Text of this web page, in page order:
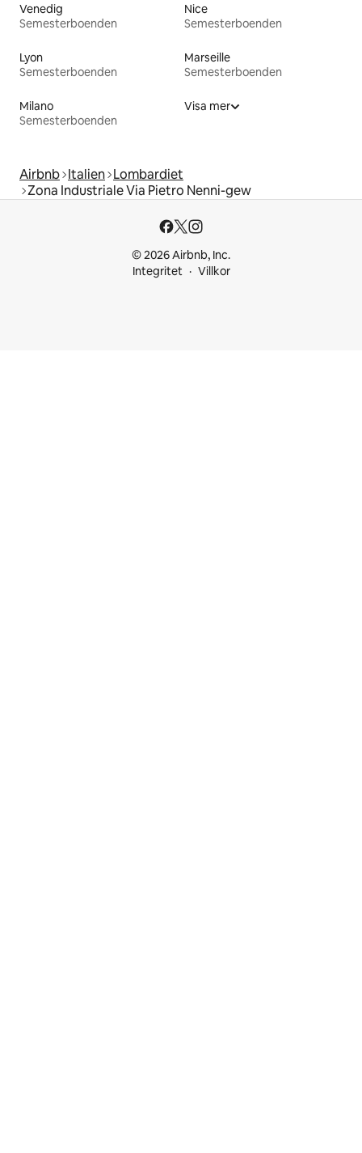
Venedig
Semesterboenden
Nice
Semesterboenden
Lyon
Semesterboenden
Marseille
Semesterboenden
Milano
Semesterboenden
Visa mer
Airbnb Italien Lombardiet
Zona Industriale Via Pietro Nenni-gew
© 2026 Airbnb, Inc.
Integritet
Villkor